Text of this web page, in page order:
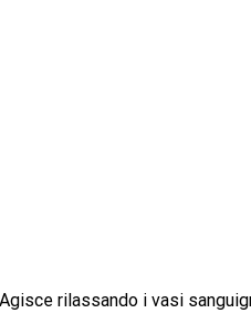
rilassando i vasi